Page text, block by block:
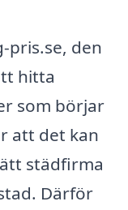
pris.se, den
hitta
som börjar
att det kan
städfirma
Därför